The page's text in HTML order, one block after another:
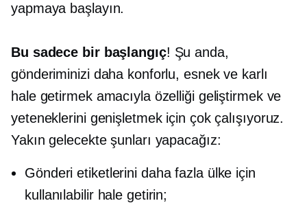
yapmaya başlayın.
Bu sadece bir başlangıç! Şu anda,
gönderiminizi daha konforlu, esnek ve karlı
hale getirmek amacıyla özelliği geliştirmek ve
yeteneklerini genişletmek için çok çalışıyoruz.
Yakın gelecekte şunları yapacağız:
Gönderi etiketlerini daha fazla ülke için
kullanılabilir hale getirin;